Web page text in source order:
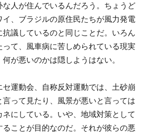
な人が住んでいるんだろう。ちょうど
イ、ブラジルの原住民たちが風力発電
抗議しているのと同じことだ。いろん
って、風車病に苦しめられている現実
が悪いのかは隠しようはない。
セ運動会、自称反対運動では、土砂崩
言って見たり、風景が悪いと言っては
にしている。いや、地域対策として
ることが目的なのだ。それが彼らの悪